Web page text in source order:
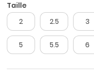
Taille
2 2.5 3
5 5.5 6